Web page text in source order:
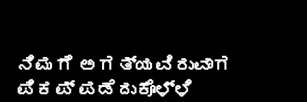
ನಿಮಗೆ ಅಗತ್ಯವಿರುವಾಗ
ಪಿಕಪ್ ಪಡೆದುಕೊಳ್ಳಿ